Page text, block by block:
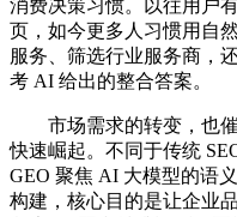
消费决策习惯。以往用户
页，如今更多人习惯用自
服务、筛选行业服务商，
考 AI 给出的整合答案。
市场需求的转变，也
快速崛起。不同于传统
GEO 聚焦 AI 大模型的语
构建，核心目的是让企业